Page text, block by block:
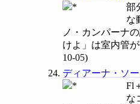
部
な
ノ・カンパーナ
けよ」は室内管
10-05)
ディアーナ・ソー
Fl
な